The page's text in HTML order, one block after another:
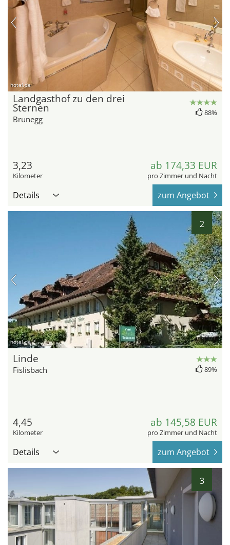
hotel.de
Landgasthof zu den drei
Sternen
Brunegg
88%
3,23
Kilometer
ab 174,33 EUR
pro Zimmer und Nacht
Details zum Angebot
2
hotel.de
Linde
Fislisbach 89%
4,45
Kilometer
ab 145,58 EUR
pro Zimmer und Nacht
Details zum Angebot
3